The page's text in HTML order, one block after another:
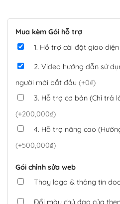
Mua kèm Gói hỗ trợ
1. Hỗ trợ cài đặt giao
2. Video hướng dẫn sử
người mới bắt đầu (+0₫)
3. Hỗ trợ cơ bản (Chỉ trả
(+200,000₫)
4. Hỗ trợ nâng cao
(+500,000₫)
Gói chỉnh sửa web
Thay logo & thông tin
Đổi màu chủ đạo của